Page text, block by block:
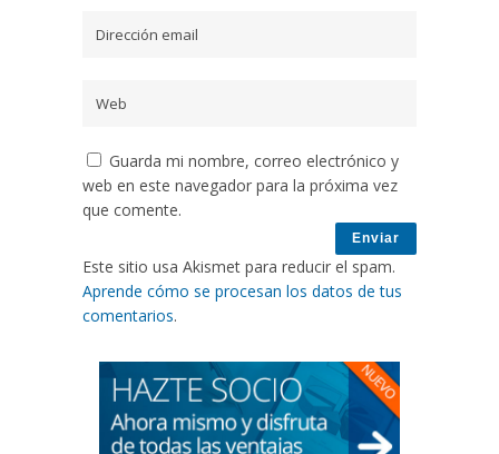
Guarda mi nombre, correo electrónico y
web en este navegador para la próxima vez
que comente.
Este sitio usa Akismet para reducir el spam.
Aprende cómo se procesan los datos de tus
comentarios.